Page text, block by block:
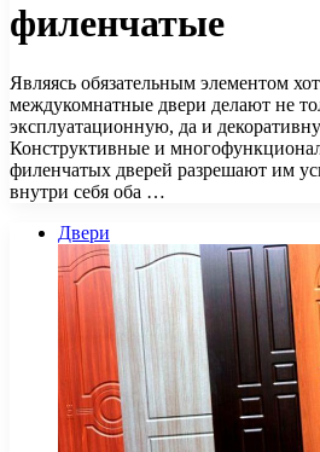
филенчатые
Являясь обязательным элементом
междукомнатные двери делают не
эксплуатационную, да и
Конструктивные и
филенчатых дверей разрешают им
внутри себя оба …
Двери